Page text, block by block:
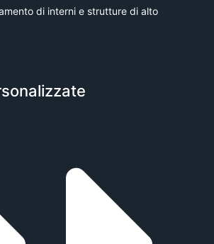
di interni e strutture di alto